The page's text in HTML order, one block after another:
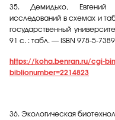
35. Демидько, Евгений
исследований в схемах и
государственный
91 с. : табл. — ISBN 978-5-
https://koha.benran.ru/cgi-
biblionumber=2214823
36.Экологическая